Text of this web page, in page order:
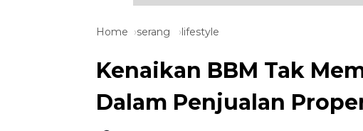
Home serang lifestyle
Kenaikan BBM Tak
Dalam Penjualan